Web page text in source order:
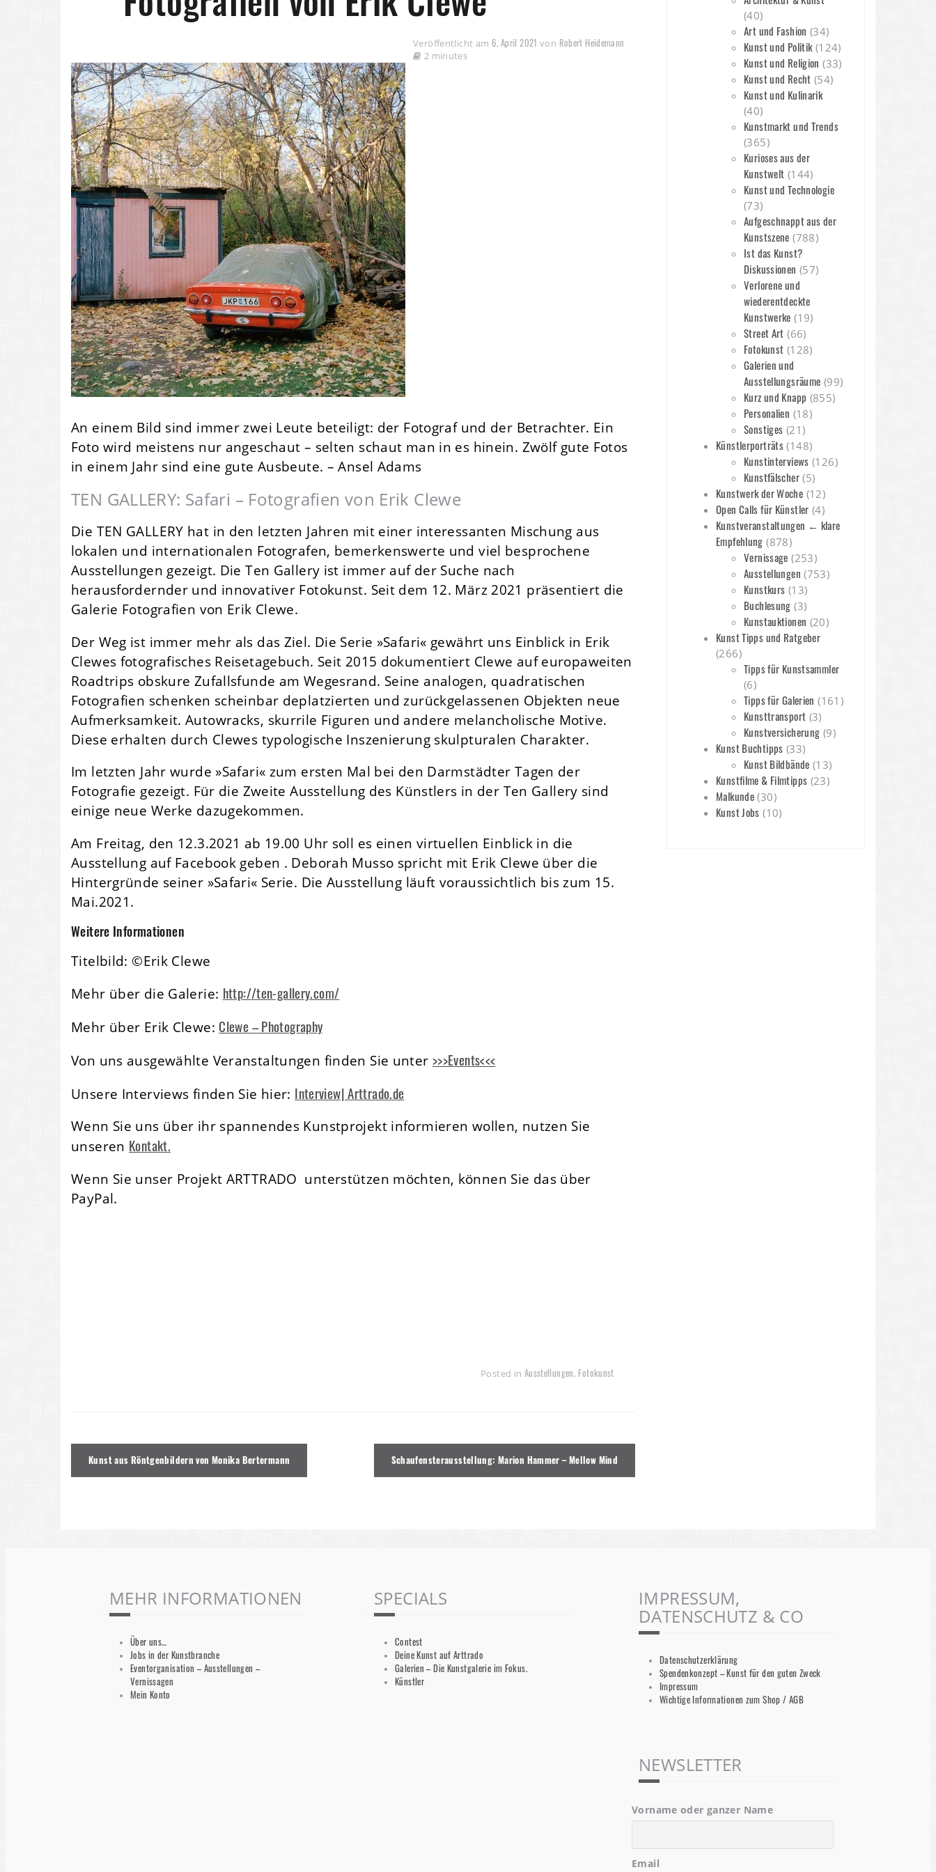
Veröffentlicht am 6. April 2021 von Robert Heidemann
2 minutes
An einem Bild sind immer zwei Leute beteiligt: der Fotograf und der Betrachter. Ein
Foto wird meistens nur angeschaut – selten schaut man in es hinein. Zwölf gute Fotos
in einem Jahr sind eine gute Ausbeute. – Ansel Adams
TEN GALLERY: Safari – Fotografien von Erik Clewe
Die TEN GALLERY hat in den letzten Jahren mit einer interessanten Mischung aus
lokalen und internationalen Fotografen, bemerkenswerte und viel besprochene
Ausstellungen gezeigt. Die Ten Gallery ist immer auf der Suche nach
herausfordernder und innovativer Fotokunst. Seit dem 12. März 2021 präsentiert die
Galerie Fotografien von Erik Clewe.
Der Weg ist immer mehr als das Ziel. Die Serie »Safari« gewährt uns Einblick in Erik
Clewes fotografisches Reisetagebuch. Seit 2015 dokumentiert Clewe auf europaweiten
Roadtrips obskure Zufallsfunde am Wegesrand. Seine analogen, quadratischen
Fotografien schenken scheinbar deplatzierten und zurückgelassenen Objekten neue
Aufmerksamkeit. Autowracks, skurrile Figuren und andere melancholische Motive.
Diese erhalten durch Clewes typologische Inszenierung skulpturalen Charakter.
Im letzten Jahr wurde »Safari« zum ersten Mal bei den Darmstädter Tagen der
Fotografie gezeigt. Für die Zweite Ausstellung des Künstlers in der Ten Gallery sind
einige neue Werke dazugekommen.
Am Freitag, den 12.3.2021 ab 19.00 Uhr soll es einen virtuellen Einblick in die
Ausstellung auf Facebook geben . Deborah Musso spricht mit Erik Clewe über die
Hintergründe seiner »Safari« Serie. Die Ausstellung läuft voraussichtlich bis zum 15.
Mai.2021.
Weitere Informationen
Titelbild: ©Erik Clewe
Mehr über die Galerie: http://ten-gallery.com/
Mehr über Erik Clewe: Clewe – Photography
Von uns ausgewählte Veranstaltungen finden Sie unter >>>Events<<<
Unsere Interviews finden Sie hier: Interview| Arttrado.de
Wenn Sie uns über ihr spannendes Kunstprojekt informieren wollen, nutzen Sie
unseren Kontakt.
Wenn Sie unser Projekt ARTTRADO unterstützen möchten, können Sie das über
PayPal.
Posted in Ausstellungen, Fotokunst
Beitragsnavigation
Kunst aus Röntgenbildern von Monika Bertermann Schaufensterausstellung: Marion Hammer – Mellow Mind
(40)
Art und Fashion (34)
Kunst und Politik(124)
Kunst und Religion (33)
Kunst und Recht (54)
Kunst und Kulinarik
(40)
Kunstmarkt und Trends
(365)
Kurioses aus der
Kunstwelt (144)
Kunst und Technologie
(73)
Aufgeschnappt aus der
Kunstszene (788)
Ist das Kunst?
Diskussionen (57)
Verlorene und
wiederentdeckte
Kunstwerke (19)
Street Art (66)
Fotokunst (128)
Galerien und
Ausstellungsräume (99)
Kurz und Knapp (855)
Personalien (18)
Sonstiges (21)
Künstlerporträts (148)
Kunstinterviews (126)
Kunstfälscher(5)
Kunstwerk der Woche (12)
Open Calls für Künstler (4)
Kunstveranstaltungen ← klare
Empfehlung (878)
Vernissage (253)
Ausstellungen (753)
Kunstkurs (13)
Buchlesung (3)
Kunstauktionen (20)
Kunst Tipps und Ratgeber
(266)
Tipps für Kunstsammler
(6)
Tipps für Galerien (161)
Kunsttransport (3)
Kunstversicherung (9)
Kunst Buchtipps (33)
Kunst Bildbände (13)
Kunstfilme & Filmtipps (23)
Malkunde (30)
Kunst Jobs (10)
MEHR INFORMATIONEN
Über uns…
Jobs in der Kunstbranche
Eventorganisation – Ausstellungen –
Vernissagen
Mein Konto
SPECIALS
Contest
Deine Kunst auf Arttrado
Galerien – Die Kunstgalerie im Fokus.
Künstler
IMPRESSUM,
DATENSCHUTZ & CO
Datenschutzerklärung
Spendenkonzept – Kunst für den guten Zweck
Impressum
Wichtige Informationen zum Shop / AGB
NEWSLETTER
Vorname oder ganzer Name
Email